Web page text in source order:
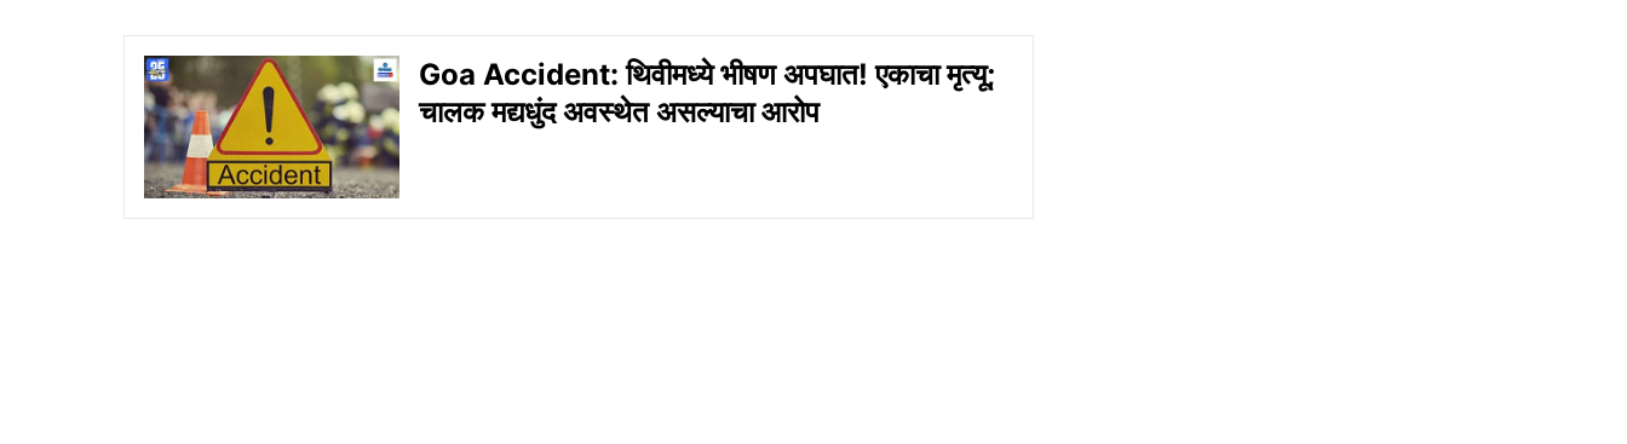
Goa Accident: थिवीमध्ये भीषण अपघात! एकाचा मृत्यू;
चालक मद्यधुंद अवस्थेत असल्याचा आरोप